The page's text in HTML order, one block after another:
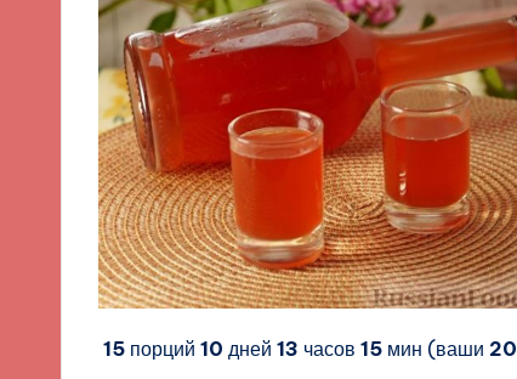
15 порций 10 дней 13 часов 15 мин (ваши 20